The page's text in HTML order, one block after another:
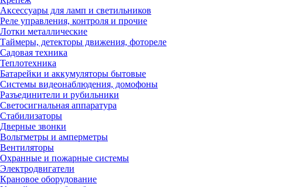
Аксессуары для ламп и светильников
Реле управления, контроля и прочие
Лотки металлические
Таймеры, детекторы движения, фотореле
Садовая техника
Теплотехника
Батарейки и аккумуляторы бытовые
Системы видеонаблюдения, домофоны
Разъединители и рубильники
Светосигнальная аппаратура
Стабилизаторы
Дверные звонки
Вольтметры и амперметры
Вентиляторы
Охранные и пожарные системы
Электродвигатели
Крановое оборудование